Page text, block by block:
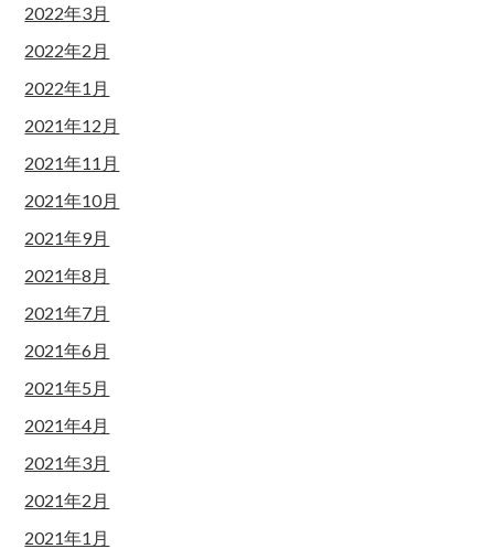
2022年3月
2022年2月
2022年1月
2021年12月
2021年11月
2021年10月
2021年9月
2021年8月
2021年7月
2021年6月
2021年5月
2021年4月
2021年3月
2021年2月
2021年1月